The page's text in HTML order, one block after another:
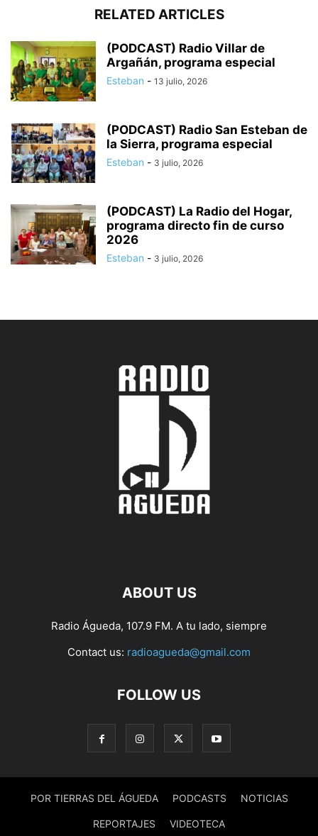
RELATED ARTICLES
(PODCAST) Radio Villar de
Argañán, programa especial
Esteban - 13 julio, 2026
(PODCAST) Radio San Esteban de
la Sierra, programa especial
Esteban - 3 julio, 2026
(PODCAST) La Radio del Hogar,
programa directo fin de curso
2026
Esteban - 3 julio, 2026
ABOUT US
Radio Águeda, 107.9 FM. A tu lado, siempre
Contact us: radioagueda@gmail.com
FOLLOW US
POR TIERRAS DEL ÁGUEDA PODCASTS NOTICIAS
REPORTAJES VIDEOTECA